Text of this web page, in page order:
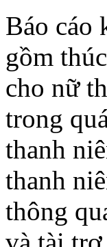
Báo cáo
gồm
cho nữ
trong
thanh
thanh
thông